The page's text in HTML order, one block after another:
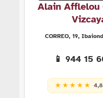
Alain Afflelou
CORREO, 19,
📱 944 15
★ ★ ★ ★ ★